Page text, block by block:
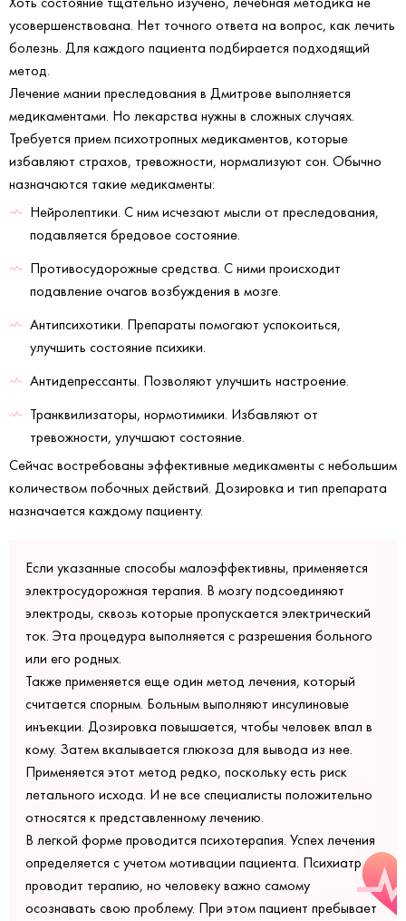
усовершенствована. Нет точного ответа на вопрос, как лечить
болезнь. Для каждого пациента подбирается подходящий
метод.
Лечение мании преследования в Дмитрове выполняется
медикаментами. Но лекарства нужны в сложных случаях.
Требуется прием психотропных медикаментов, которые
избавляют страхов, тревожности, нормализуют сон. Обычно
назначаются такие медикаменты:
Нейролептики. С ним исчезают мысли от преследования,
подавляется бредовое состояние.
Противосудорожные средства. С ними происходит
подавление очагов возбуждения в мозге.
Антипсихотики. Препараты помогают успокоиться,
улучшить состояние психики.
Антидепрессанты. Позволяют улучшить настроение.
Транквилизаторы, нормотимики. Избавляют от
тревожности, улучшают состояние.
Сейчас востребованы эффективные медикаменты с небольшим
количеством побочных действий. Дозировка и тип препарата
назначается каждому пациенту.
Если указанные способы малоэффективны, применяется
электросудорожная терапия. В мозгу подсоединяют
электроды, сквозь которые пропускается электрический
ток. Эта процедура выполняется с разрешения больного
или его родных.
Также применяется еще один метод лечения, который
считается спорным. Больным выполняют инсулиновые
инъекции. Дозировка повышается, чтобы человек впал в
кому. Затем вкалывается глюкоза для вывода из нее.
Применяется этот метод редко, поскольку есть риск
летального исхода. И не все специалисты положительно
относятся к представленному лечению.
В легкой форме проводится психотерапия. Успех лечения
определяется с учетом мотивации пациента. Психиатр
проводит терапию, но человеку важно самому
осознавать свою проблему. При этом пациент пребывает